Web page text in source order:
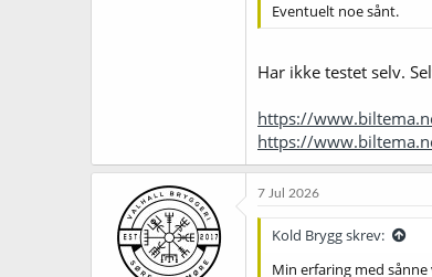
Eventuelt noe sånt.
Har ikke testet selv.
https://
https://
7 Jul 2026
Kold Brygg skrev:
Min erfaring med